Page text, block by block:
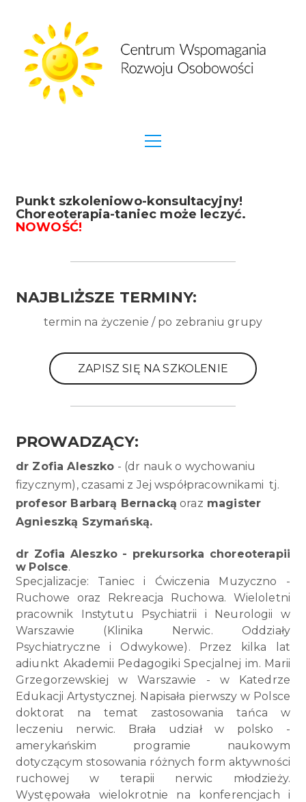
Punkt szkoleniowo-konsultacyjny!
Choreoterapia-taniec może leczyć.
NOWOŚĆ!
NAJBLIŻSZE TERMINY:
termin na życzenie / po zebraniu grupy
ZAPISZ SIĘ NA SZKOLENIE
PROWADZĄCY:
dr Zofia Aleszko - (dr nauk o wychowaniu
fizycznym), czasami z Jej współpracownikami tj.
profesor Barbarą Bernacką oraz magister
Agnieszką Szymańską.
dr Zofia Aleszko - prekursorka choreoterapii
w Polsce.
Specjalizacje: Taniec i Ćwiczenia Muzyczno -
Ruchowe oraz Rekreacja Ruchowa. Wieloletni
pracownik Instytutu Psychiatrii i Neurologii w
Warszawie (Klinika Nerwic. Oddziały
Psychiatryczne i Odwykowe). Przez kilka lat
adiunkt Akademii Pedagogiki Specjalnej im. Marii
Grzegorzewskiej w Warszawie - w Katedrze
Edukacji Artystycznej. Napisała pierwszy w Polsce
doktorat na temat zastosowania tańca w
leczeniu nerwic. Brała udział w polsko -
amerykańskim programie naukowym
dotyczącym stosowania różnych form aktywności
ruchowej w terapii nerwic młodzieży.
Występowała wielokrotnie na konferencjach i